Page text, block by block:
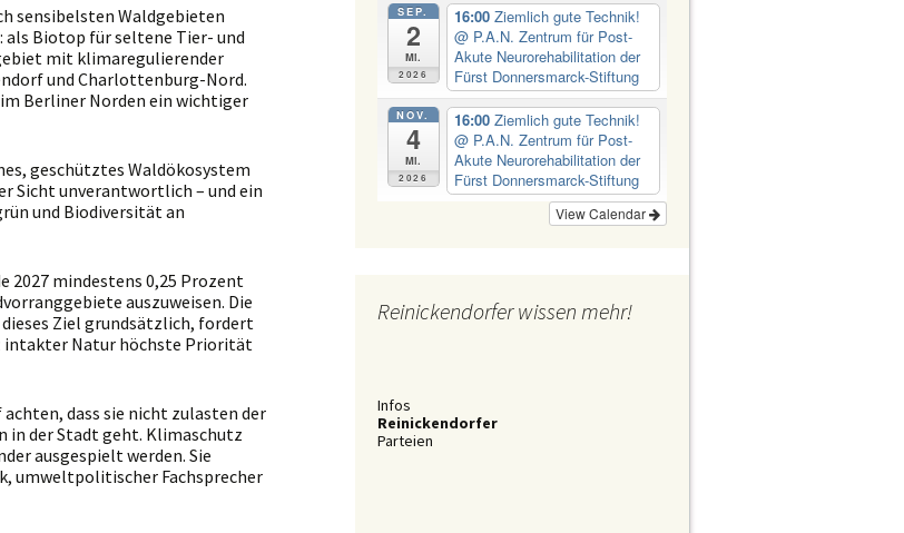
Demirbüken-Wegner
Abt Wirtschaft
sensibelsten Waldgebieten
Biotop für seltene Tier- und
mit klimaregulierender
und Charlottenburg-Nord.
Berliner Norden ein wichtiger
geschütztes Waldökosystem
Sicht unverantwortlich – und ein
und Biodiversität an
mindestens 0,25 Prozent
auszuweisen. Die
Ziel grundsätzlich, fordert
intakter Natur höchste Priorität
achten, dass sie nicht zulasten der
in der Stadt geht. Klimaschutz
ausgespielt werden. Sie
umweltpolitischer Fachsprecher
SEP.
2
Mi.
2026
16:00 Ziemlich gute Technik!
@ P.A.N. Zentrum für Post-
Akute Neurorehabilitation der
Fürst Donnersmarck-Stiftung
NOV.
4
Mi.
2026
16:00 Ziemlich gute Technik!
@ P.A.N. Zentrum für Post-
Akute Neurorehabilitation der
Fürst Donnersmarck-Stiftung
View Calendar
Reinickendorfer wissen mehr!
Infos
Reinickendorfer
Parteien